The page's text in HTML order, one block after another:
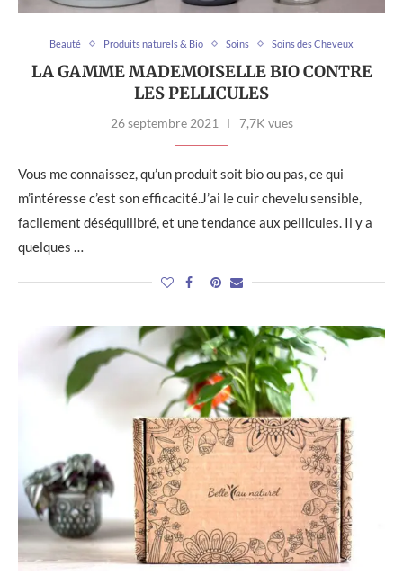
Beauté Produits naturels & Bio Soins Soins des Cheveux
LA GAMME MADEMOISELLE BIO CONTRE
LES PELLICULES
26 septembre 2021 7,7K vues
Vous me connaissez, qu’un produit soit bio ou pas, ce qui
m’intéresse c’est son efficacité.J’ai le cuir chevelu sensible,
facilement déséquilibré, et une tendance aux pellicules. Il y a
quelques …